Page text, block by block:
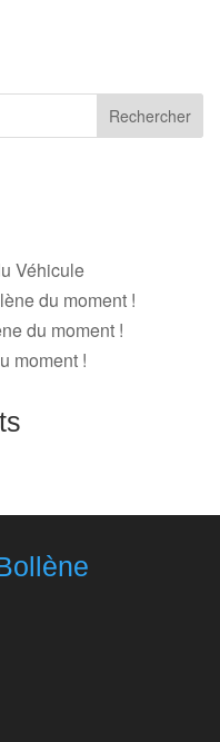
Véhicule
du moment !
du moment !
moment !